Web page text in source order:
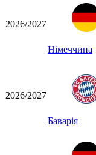
2026/2027
Німеччина
2026/2027
Баварія